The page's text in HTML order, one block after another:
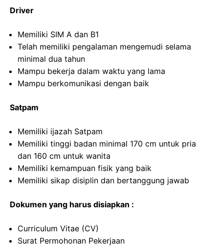
Driver
Memiliki SIM A dan B1
Telah memiliki pengalaman mengemudi selama
minimal dua tahun
Mampu bekerja dalam waktu yang lama
Mampu berkomunikasi dengan baik
Satpam
Memiliki ijazah Satpam
Memiliki tinggi badan minimal 170 cm untuk pria
dan 160 cm untuk wanita
Memiliki kemampuan fisik yang baik
Memiliki sikap disiplin dan bertanggung jawab
Dokumen yang harus disiapkan :
Curriculum Vitae (CV)
Surat Permohonan Pekerjaan